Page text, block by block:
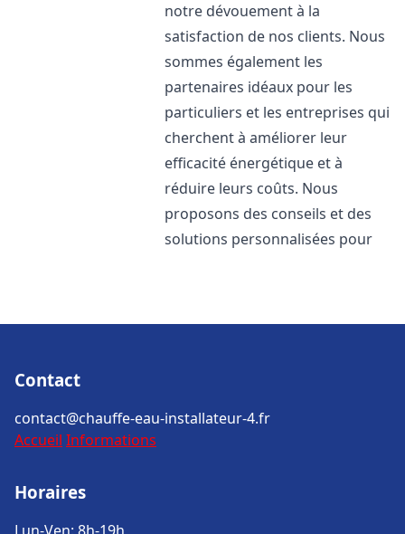
notre dévouement à la
satisfaction de nos clients. Nous
sommes également les
partenaires idéaux pour les
particuliers et les entreprises qui
cherchent à améliorer leur
efficacité énergétique et à
réduire leurs coûts. Nous
proposons des conseils et des
solutions personnalisées pour
Contact
contact@chauffe-eau-installateur-4.fr
Accueil Informations
Horaires